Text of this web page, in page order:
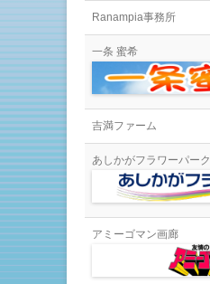
Ranampia事務所
一条 蜜希
吉満ファーム
あしかがフラワーパーク
アミーゴマン画廊